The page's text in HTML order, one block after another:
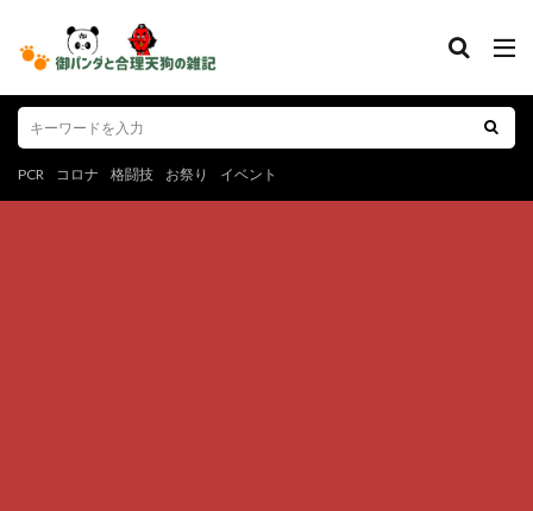
PCR コロナ 格闘技 お祭り イベント